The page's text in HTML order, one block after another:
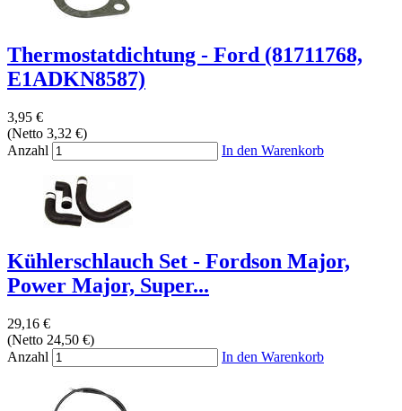
Thermostatdichtung - Ford (81711768,
E1ADKN8587)
3,95 €
(Netto 3,32 €)
Anzahl
In den Warenkorb
Kühlerschlauch Set - Fordson Major,
Power Major, Super...
29,16 €
(Netto 24,50 €)
Anzahl
In den Warenkorb